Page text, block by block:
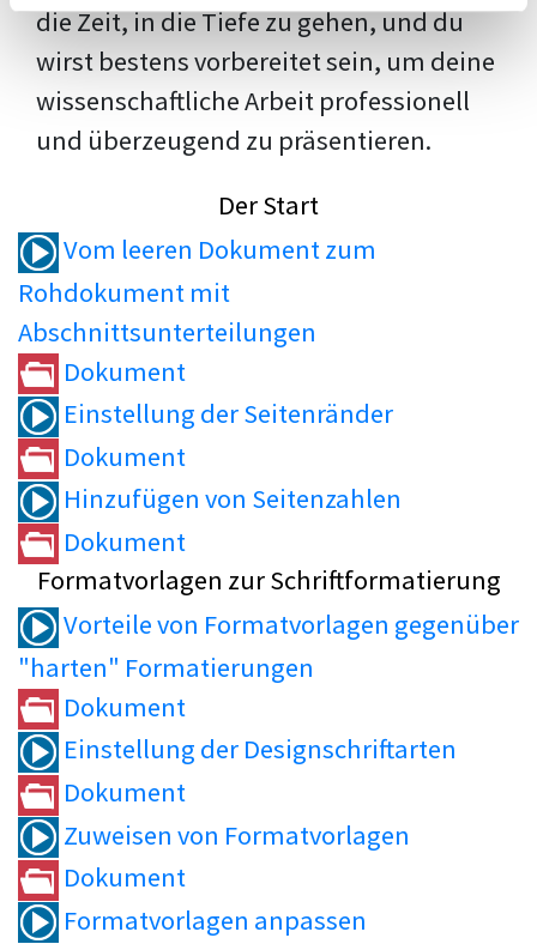
die Zeit, in die Tiefe zu gehen, und du
wirst bestens vorbereitet sein, um deine
wissenschaftliche Arbeit professionell
und überzeugend zu präsentieren.
Der Start
Vom leeren Dokument zum
Rohdokument mit
Abschnittsunterteilungen
Dokument
Einstellung der Seitenränder
Dokument
Hinzufügen von Seitenzahlen
Dokument
Formatvorlagen zur Schriftformatierung
Vorteile von Formatvorlagen gegenüber
"harten" Formatierungen
Dokument
Einstellung der Designschriftarten
Dokument
Zuweisen von Formatvorlagen
Dokument
Formatvorlagen anpassen